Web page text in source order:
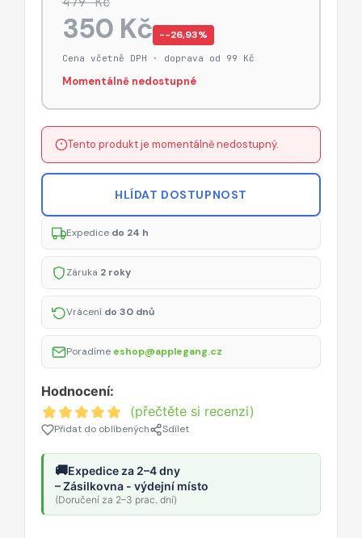
350 Kč −-26,93%
Cena včetně DPH · doprava od 99 Kč
Momentálně nedostupné
Tento produkt je momentálně nedostupný.
HLÍDAT DOSTUPNOST
Expedice do 24 h
Záruka 2 roky
Vrácení do 30 dnů
Poradíme eshop@applegang.cz
Hodnocení:
(přečtěte si recenzi)
Přidat do oblíbených Sdílet
🚚Expedice za 2–4 dny
– Zásilkovna - výdejní místo
(Doručení za 2–3 prac. dní)